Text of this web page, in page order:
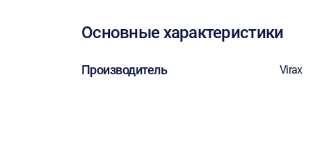
Основные характеристики
Производитель Virax